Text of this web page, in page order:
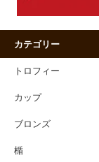
カテゴリー
トロフィー
カップ
ブロンズ
楯